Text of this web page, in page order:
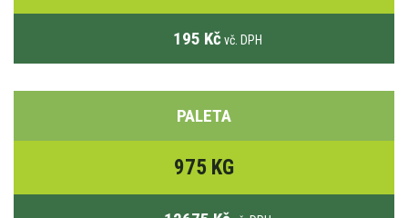
195 Kč vč. DPH
PALETA
975 KG